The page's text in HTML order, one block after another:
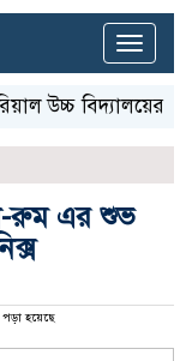
Toggle
বিদ্যালয়ের নতুন
রুম এর শুভ
হয়েছে